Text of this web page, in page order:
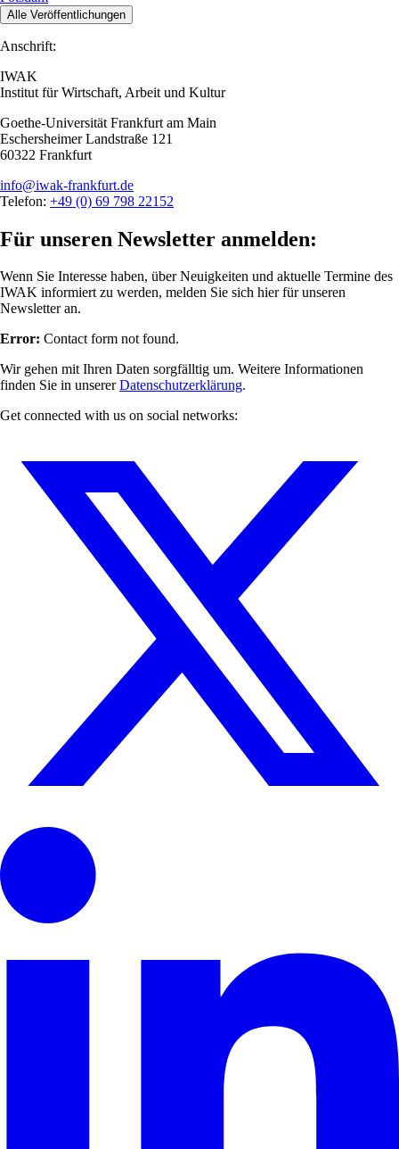
Alle Veröffentlichungen
Anschrift:
IWAK
Institut für Wirtschaft, Arbeit und Kultur
Goethe-Universität Frankfurt am Main
Eschersheimer Landstraße 121
60322 Frankfurt
info@iwak-frankfurt.de
Telefon: +49 (0) 69 798 22152
Für unseren Newsletter anmelden:
Wenn Sie Interesse haben, über Neuigkeiten und aktuelle Termine des
IWAK informiert zu werden, melden Sie sich hier für unseren
Newsletter an.
Error: Contact form not found.
Wir gehen mit Ihren Daten sorgfälltig um. Weitere Informationen
finden Sie in unsererDatenschutzerklärung.
Get connected with us on social networks: